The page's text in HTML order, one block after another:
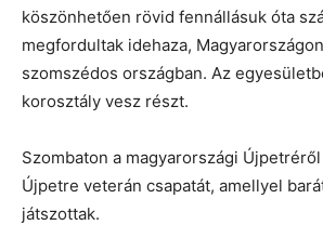
köszönhetően rövid fennállásuk óta
megfordultak idehaza,
szomszédos országban. Az
korosztály vesz részt.
Szombaton a magyarországi Újpetréről
Újpetre veterán csapatát, amellyel
játszottak.